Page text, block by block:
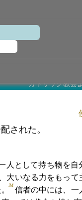
カトリック教会
された。
人として持ち物を自
大いなる力をもって
。
34
信者の中には、一